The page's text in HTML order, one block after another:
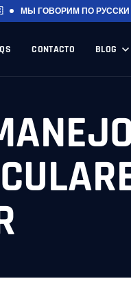
МЫ ГОВОРИМ ПО РУССКИ
CONTACTO BLOG